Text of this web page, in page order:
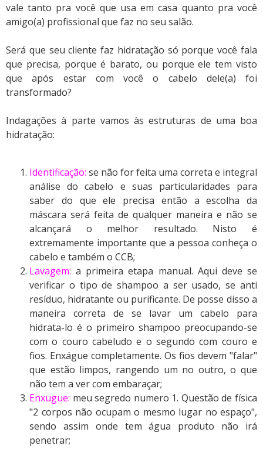
vale tanto pra você que usa em casa quanto pra você
amigo(a) profissional que faz no seu salão.
Será que seu cliente faz hidratação só porque você fala
que precisa, porque é barato, ou porque ele tem visto
que após estar com você o cabelo dele(a) foi
transformado?
Indagações à parte vamos às estruturas de uma boa
hidratação:
Identificação: se não for feita uma correta e integral
análise do cabelo e suas particularidades para
saber do que ele precisa então a escolha da
máscara será feita de qualquer maneira e não se
alcançará o melhor resultado. Nisto é
extremamente importante que a pessoa conheça o
cabelo e também o CCB;
Lavagem: a primeira etapa manual. Aqui deve se
verificar o tipo de shampoo a ser usado, se anti
resíduo, hidratante ou purificante. De posse disso a
maneira correta de se lavar um cabelo para
hidrata-lo é o primeiro shampoo preocupando-se
com o couro cabeludo e o segundo com couro e
fios. Enxágue completamente. Os fios devem "falar"
que estão limpos, rangendo um no outro, o que
não tem a ver com embaraçar;
Enxugue: meu segredo numero 1. Questão de física
"2 corpos não ocupam o mesmo lugar no espaço",
sendo assim onde tem água produto não irá
penetrar;